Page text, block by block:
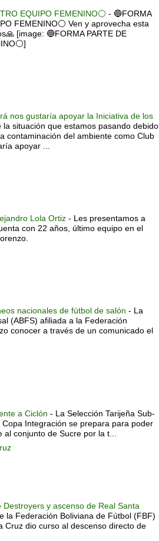
EQUIPO FEMENINO⚪ - 🔵FORMA
FEMENINO⚪ Ven y aprovecha esta
[image: 🔵FORMA PARTE DE
nos gustaría apoyar la Iniciativa de los
la situación que estamos pasando debido
contaminación del ambiente como Club
apoyar ...
Lola Ortiz - Les presentamos a
con 22 años, último equipo en el
nacionales de fútbol de salón - La
(ABFS) afiliada a la Federación
conocer a través de un comunicado el
a Ciclón - La Selección Tarijeña Sub-
Integración se prepara para poder
conjunto de Sucre por la t...
y ascenso de Real Santa
la Federación Boliviana de Fútbol (FBF)
Cruz dio curso al descenso directo de